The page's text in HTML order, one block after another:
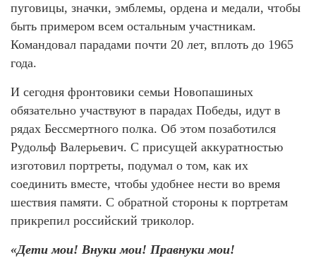
пуговицы, значки, эмблемы, ордена и медали, чтобы
быть примером всем остальным участникам.
Командовал парадами почти 20 лет, вплоть до 1965
года.
И сегодня фронтовики семьи Новопашиных
обязательно участвуют в парадах Победы, идут в
рядах Бессмертного полка. Об этом позаботился
Рудольф Валерьевич. С присущей аккуратностью
изготовил портреты, подумал о том, как их
соединить вместе, чтобы удобнее нести во время
шествия памяти. С обратной стороны к портретам
прикрепил российский триколор.
«Дети мои! Внуки мои! Правнуки мои!